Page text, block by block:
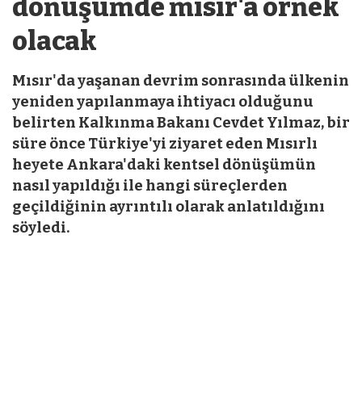
dönüşümde mısır'a örnek
olacak
Mısır'da yaşanan devrim sonrasında ülkenin
yeniden yapılanmaya ihtiyacı olduğunu
belirten Kalkınma Bakanı Cevdet Yılmaz, bir
süre önce Türkiye'yi ziyaret eden Mısırlı
heyete Ankara'daki kentsel dönüşümün
nasıl yapıldığı ile hangi süreçlerden
geçildiğinin ayrıntılı olarak anlatıldığını
söyledi.